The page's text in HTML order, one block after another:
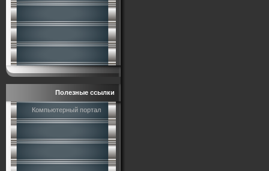
Полезные ссылки
Компьютерный портал